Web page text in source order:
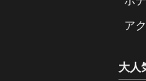
ア
大人